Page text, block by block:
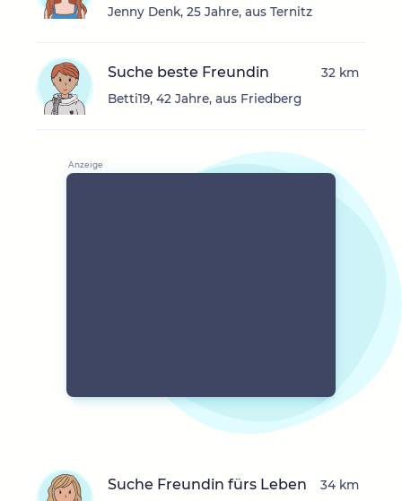
Jenny Denk, 25 Jahre, aus Ternitz
Suche beste Freundin
Betti19, 42 Jahre, aus Friedberg
32 km
Suche Freundin fürs Leben 34 km